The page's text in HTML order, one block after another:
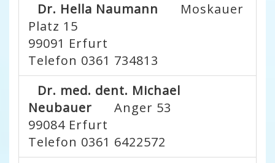
Dr. Hella Naumann
Moskauer
Platz 15
99091 Erfurt
Telefon 0361 734813
Dr. med. dent. Michael
Neubauer
Anger 53
99084 Erfurt
Telefon 0361 6422572